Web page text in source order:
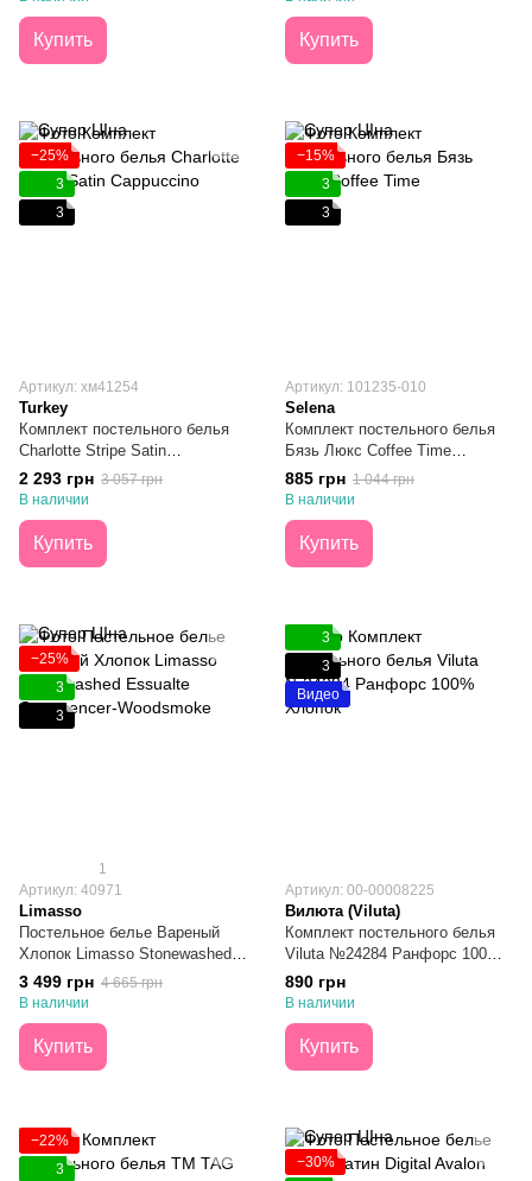
Купить Купить
−25%
3
3
Артикул: хм41254
Turkey
Комплект постельного белья
Charlotte Stripe Satin
Cappuccino простынь
180х200х30 Евро
2 293 грн 3 057 грн
В наличии
Купить
−15%
3
3
Артикул: 101235-010
Selena
Комплект постельного белья
Бязь Люкс Coffee Time
Полуторный
885 грн 1 044 грн
В наличии
Купить
−25%
3
3
1
Артикул: 40971
Limasso
Постельное белье Вареный
Хлопок Limasso Stonewashed
Essualte Commencer-
Woodsmoke Евро
3 499 грн 4 665 грн
В наличии
Купить
3
3
Видео
Артикул: 00-00008225
Вилюта (Viluta)
Комплект постельного белья
Viluta №24284 Ранфорс 100%
Хлопок Полуторный
890 грн
В наличии
Купить
−22%
3
−30%